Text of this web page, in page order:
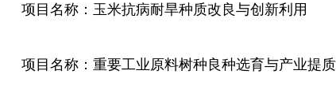
项目名称：玉米抗病耐旱种质改良与创新利用
项目名称：重要工业原料树种良种选育与产业提